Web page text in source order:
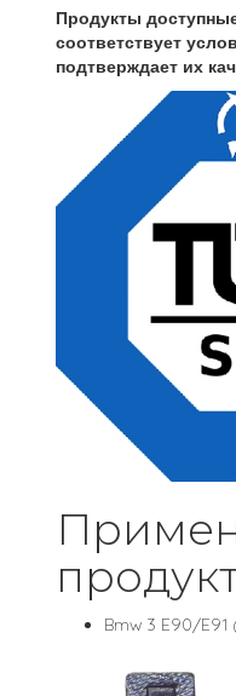
Продукты
соответствует
подтверждает их
Bmw 3 E90/